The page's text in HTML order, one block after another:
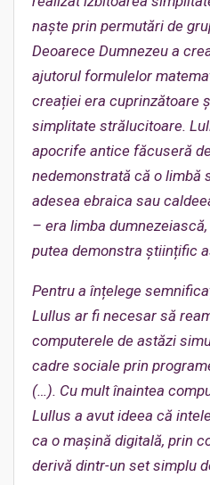
naște prin permutări de
Deoarece Dumnezeu a
ajutorul formulelor
creației era cuprinzătoare
simplitate strălucitoare.
apocrife antice făcuseră
nedemonstrată că o limbă
adesea ebraica sau
– era limba
putea demonstra științific
Pentru a înțelege
Lullus ar fi necesar să
computerele de astăzi
cadre sociale prin
(…). Cu mult înaintea
Lullus a avut ideea că
ca o mașină digitală, prin
derivă dintr-un set simplu